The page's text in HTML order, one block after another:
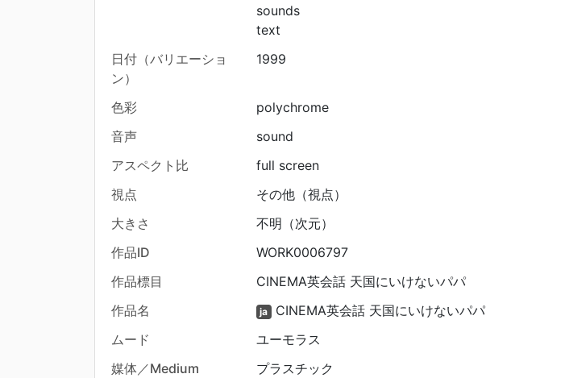
sounds
text
日付（バリエーショ
ン）
1999
色彩
polychrome
音声
sound
アスペクト比
full screen
視点
その他（視点）
大きさ
不明（次元）
作品ID
WORK0006797
作品標目
CINEMA英会話 天国にいけないパパ
作品名
ja
CINEMA英会話 天国にいけないパパ
ムード
ユーモラス
媒体／Medium
プラスチック